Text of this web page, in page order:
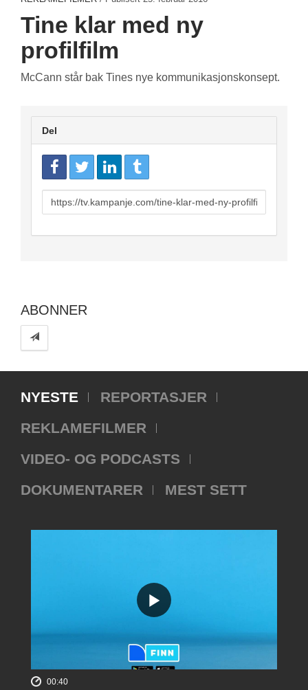
Tine klar med ny
profilfilm
McCann står bak Tines nye kommunikasjonskonsept.
Del
URL
to
ABONNER
NYESTE
REPORTASJER
REKLAMEFILMER
VIDEO- OG PODCASTS
DOKUMENTARER
MEST SETT
00:40